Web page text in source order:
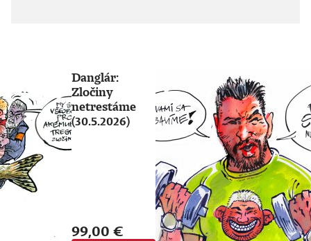
Danglár:
Zločiny
netrestáme
(30.5.2026)
99,00 €